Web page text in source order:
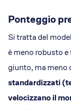
Ponteggio
Si tratta del
è meno robusto
giunto, ma meno
standardizzati
velocizzano il